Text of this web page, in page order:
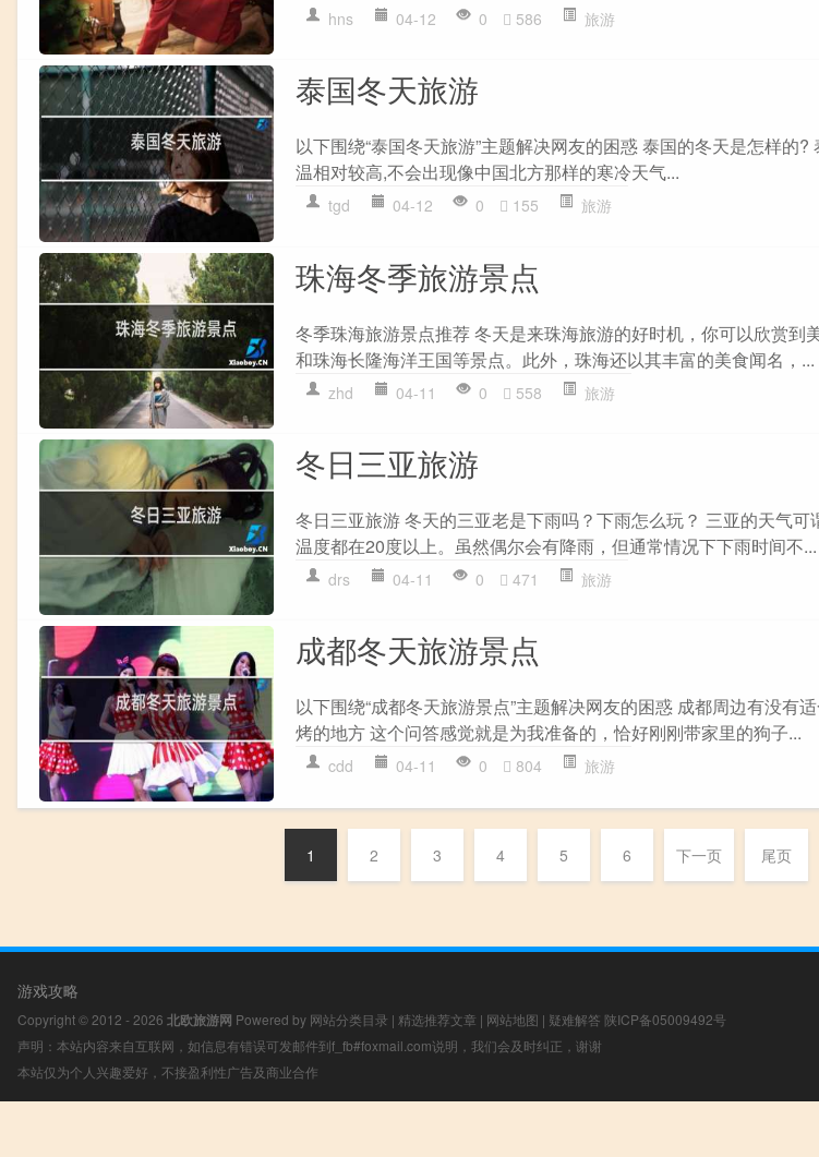
hns 04-12 0 586 旅游
泰国冬天旅游
以下围绕“泰国冬天旅游”主题解决网友的困惑 泰国的冬天是怎样的
温相对较高,不会出现像中国北方那样的寒冷天气...
tgd 04-12 0 155 旅游
珠海冬季旅游景点
冬季珠海旅游景点推荐 冬天是来珠海旅游的好时机，你可以欣赏到
和珠海长隆海洋王国等景点。此外，珠海还以其丰富的美食闻名，...
zhd 04-11 0 558 旅游
冬日三亚旅游
冬日三亚旅游 冬天的三亚老是下雨吗？下雨怎么玩？ 三亚的天气
温度都在20度以上。虽然偶尔会有降雨，但通常情况下下雨时间不...
drs 04-11 0 471 旅游
成都冬天旅游景点
以下围绕“成都冬天旅游景点”主题解决网友的困惑 成都周边有没有
烤的地方 这个问答感觉就是为我准备的，恰好刚刚带家里的狗子...
cdd 04-11 0 804 旅游
1 2 3 4 5 6 下一页 尾页
游戏攻略
Copyright © 2012 - 2026 北欧旅游网 Powered by 网站分类目录 | 精选推荐文章 | 网站地图 | 疑难解答 陕ICP备05009492号
声明：本站内容来自互联网，如信息有错误可发邮件到f_fb#foxmail.com说明，我们会及时纠正，谢谢
本站仅为个人兴趣爱好，不接盈利性广告及商业合作